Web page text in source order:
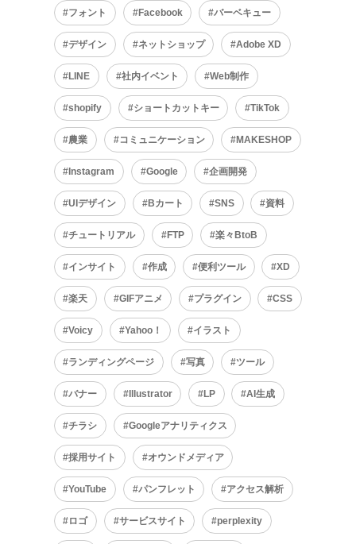
フォント Facebook バーベキュー
デザイン ネットショップ Adobe XD
LINE 社内イベント Web制作
shopify ショートカットキー TikTok
農業 コミュニケーション MAKESHOP
Instagram Google 企画開発
UIデザイン Bカート SNS 資料
チュートリアル FTP 楽々BtoB
インサイト 作成 便利ツール XD
楽天 GIFアニメ プラグイン CSS
Voicy Yahoo！ イラスト
ランディングページ 写真 ツール
バナー Illustrator LP AI生成
チラシ Googleアナリティクス
採用サイト オウンドメディア
YouTube パンフレット アクセス解析
ロゴ サービスサイト perplexity